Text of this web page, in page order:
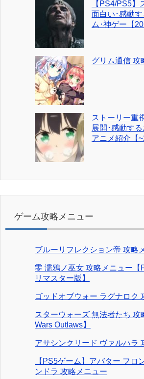
【PS4/PS5】
面白い･感動
ム･神ゲー【
グリム通信 攻
ストーリー重
展開･感動す
アニメ紹介【
ゲーム攻略メニュー
ブルーリフレクション帝 攻略
零 濡鴉ノ巫女 攻略メニュー【
リマスター版】
ゴッドオブウォー ラグナロク
スターウォーズ 無法者たち 攻
Wars Outlaws】
アサシンクリード ヴァルハラ
【PS5ゲーム】アバター フロ
ンドラ 攻略メニュー